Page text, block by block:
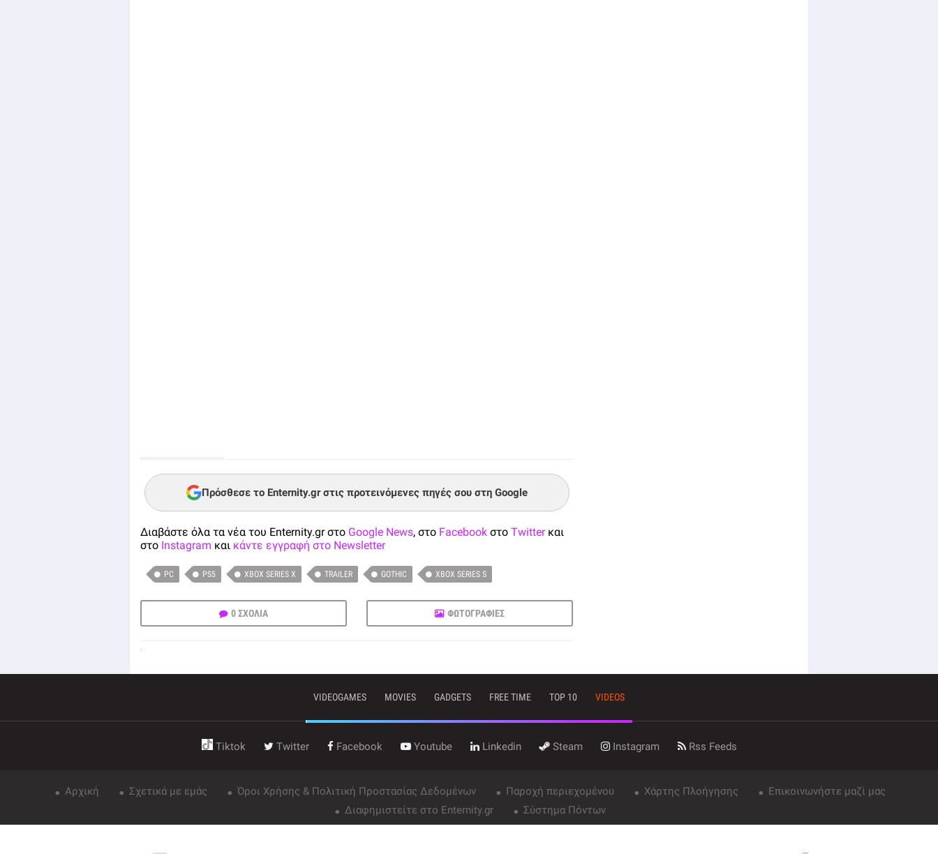
Πρόσθεσε το Enternity.gr στις προτεινόμενες πηγές σου στη Google
Διαβάστε όλα τα νέα του Enternity.gr στο Google News, στο Facebook στο Twitterκαι
στο Instagram και κάντε εγγραφή στο Newsletter
PC PS5 XBOX SERIES X TRAILER GOTHIC XBOX SERIES S
0 ΣΧΟΛΙΑ ΦΩΤΟΓΡΑΦΙΕΣ
VIDEOGAMES MOVIES GADGETS FREE TIME TOP 10 VIDEOS
Tiktok Twitter Facebook Youtube Linkedin Steam Instagram Rss Feeds
Αρχική Σχετικά με εμάς Όροι Χρήσης & Πολιτική Προστασίας Δεδομένων Παροχή περιεχομένου Χάρτης Πλοήγησης
Επικοινωνήστε μαζί μας
Διαφημιστείτε στο Enternity.gr
Σύστημα Πόντων